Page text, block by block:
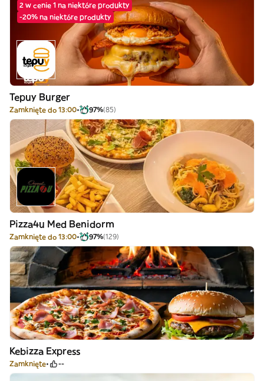
2 w cenie 1 na niektóre produkty
-20% na niektóre produkty
Tepuy Burger
Zamknięte do 13:00 97%(85)
Pizza4u Med Benidorm
Zamknięte do 13:00 97%(129)
Kebizza Express
Zamknięte --